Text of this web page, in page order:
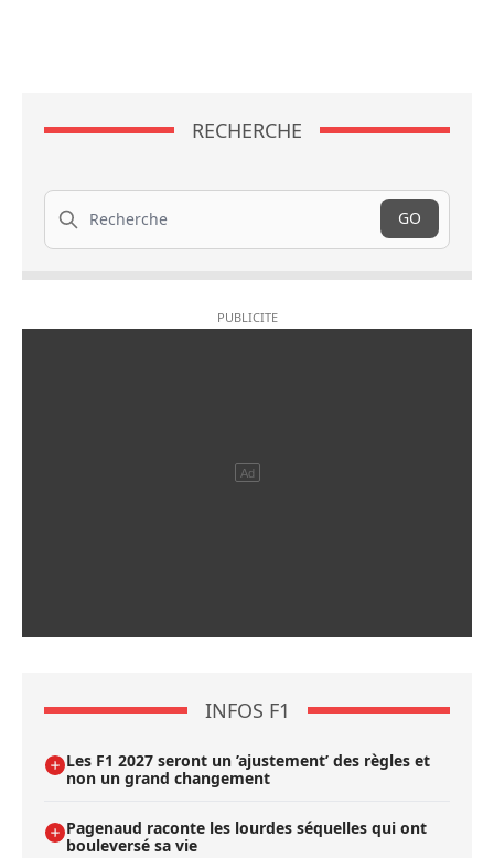
RECHERCHE
Recherche
GO
INFOS F1
Les F1 2027 seront un ’ajustement’ des règles et
non un grand changement
Pagenaud raconte les lourdes séquelles qui ont
bouleversé sa vie